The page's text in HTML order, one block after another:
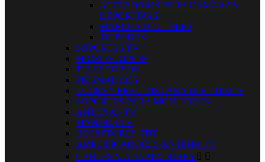
ACCESORIOS PARA CÁMARAS
DEPORTIVAS
MARCOS DIGITALES
TRIPODES
SOPORTES TV
MICROSCOPIOS
TELESCOPIOS
PRISMATICOS
LUCES Y EFECTOS PARA DISCOTECA
SOPORTES PARA MONITORES
ANTENAS TV
MANDOS TV
RECEPTORES TDT
AMPLIFICADORES ANTENA TV
CABLES Y ADAPTADORES  